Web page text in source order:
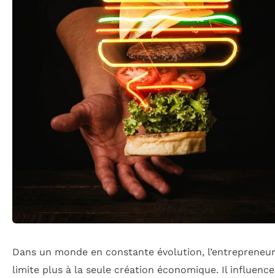
Dans un monde en constante évolution,
limite plus à la seule création économique. Il influence